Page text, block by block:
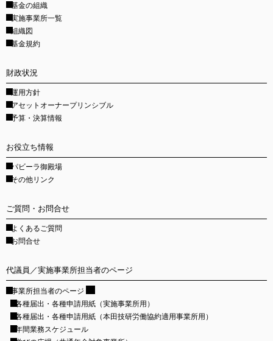
基金の組織
実施事業所一覧
組織図
基金規約
財政状況
運用方針
アセットオーナープリンシブル
予算・決算情報
お役立ち情報
パビーラ御殿場
その他リンク
ご質問・お問合せ
よくあるご質問
お問合せ
代議員／実施事業所担当者のページ
事業所担当者のページ
各種届出・各種申請用紙 （実施事業所用）
各種届出・各種申請用紙 （本田技研労働協約適用事業所用）
年間業務スケジュール